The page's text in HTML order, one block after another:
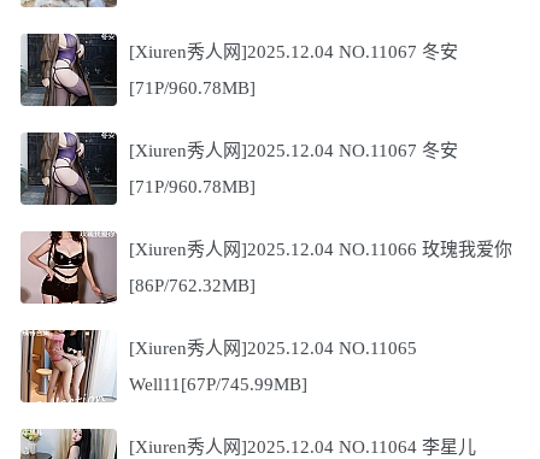
[Xiuren秀人网]2025.12.04 NO.11067 冬安
[71P/960.78MB]
[Xiuren秀人网]2025.12.04 NO.11067 冬安
[71P/960.78MB]
[Xiuren秀人网]2025.12.04 NO.11066 玫瑰我爱你
[86P/762.32MB]
[Xiuren秀人网]2025.12.04 NO.11065
Well11[67P/745.99MB]
[Xiuren秀人网]2025.12.04 NO.11064 李星儿